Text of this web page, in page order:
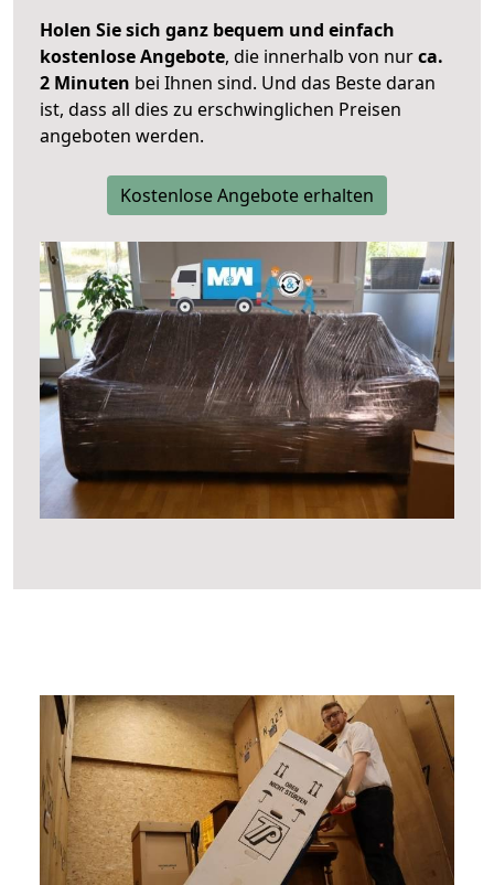
Holen Sie sich ganz bequem und einfach
kostenlose Angebote, die innerhalb von nurca.
2 Minuten bei Ihnen sind. Und das Beste daran
ist, dass all dies zu erschwinglichen Preisen
angeboten werden.
Kostenlose Angebote erhalten